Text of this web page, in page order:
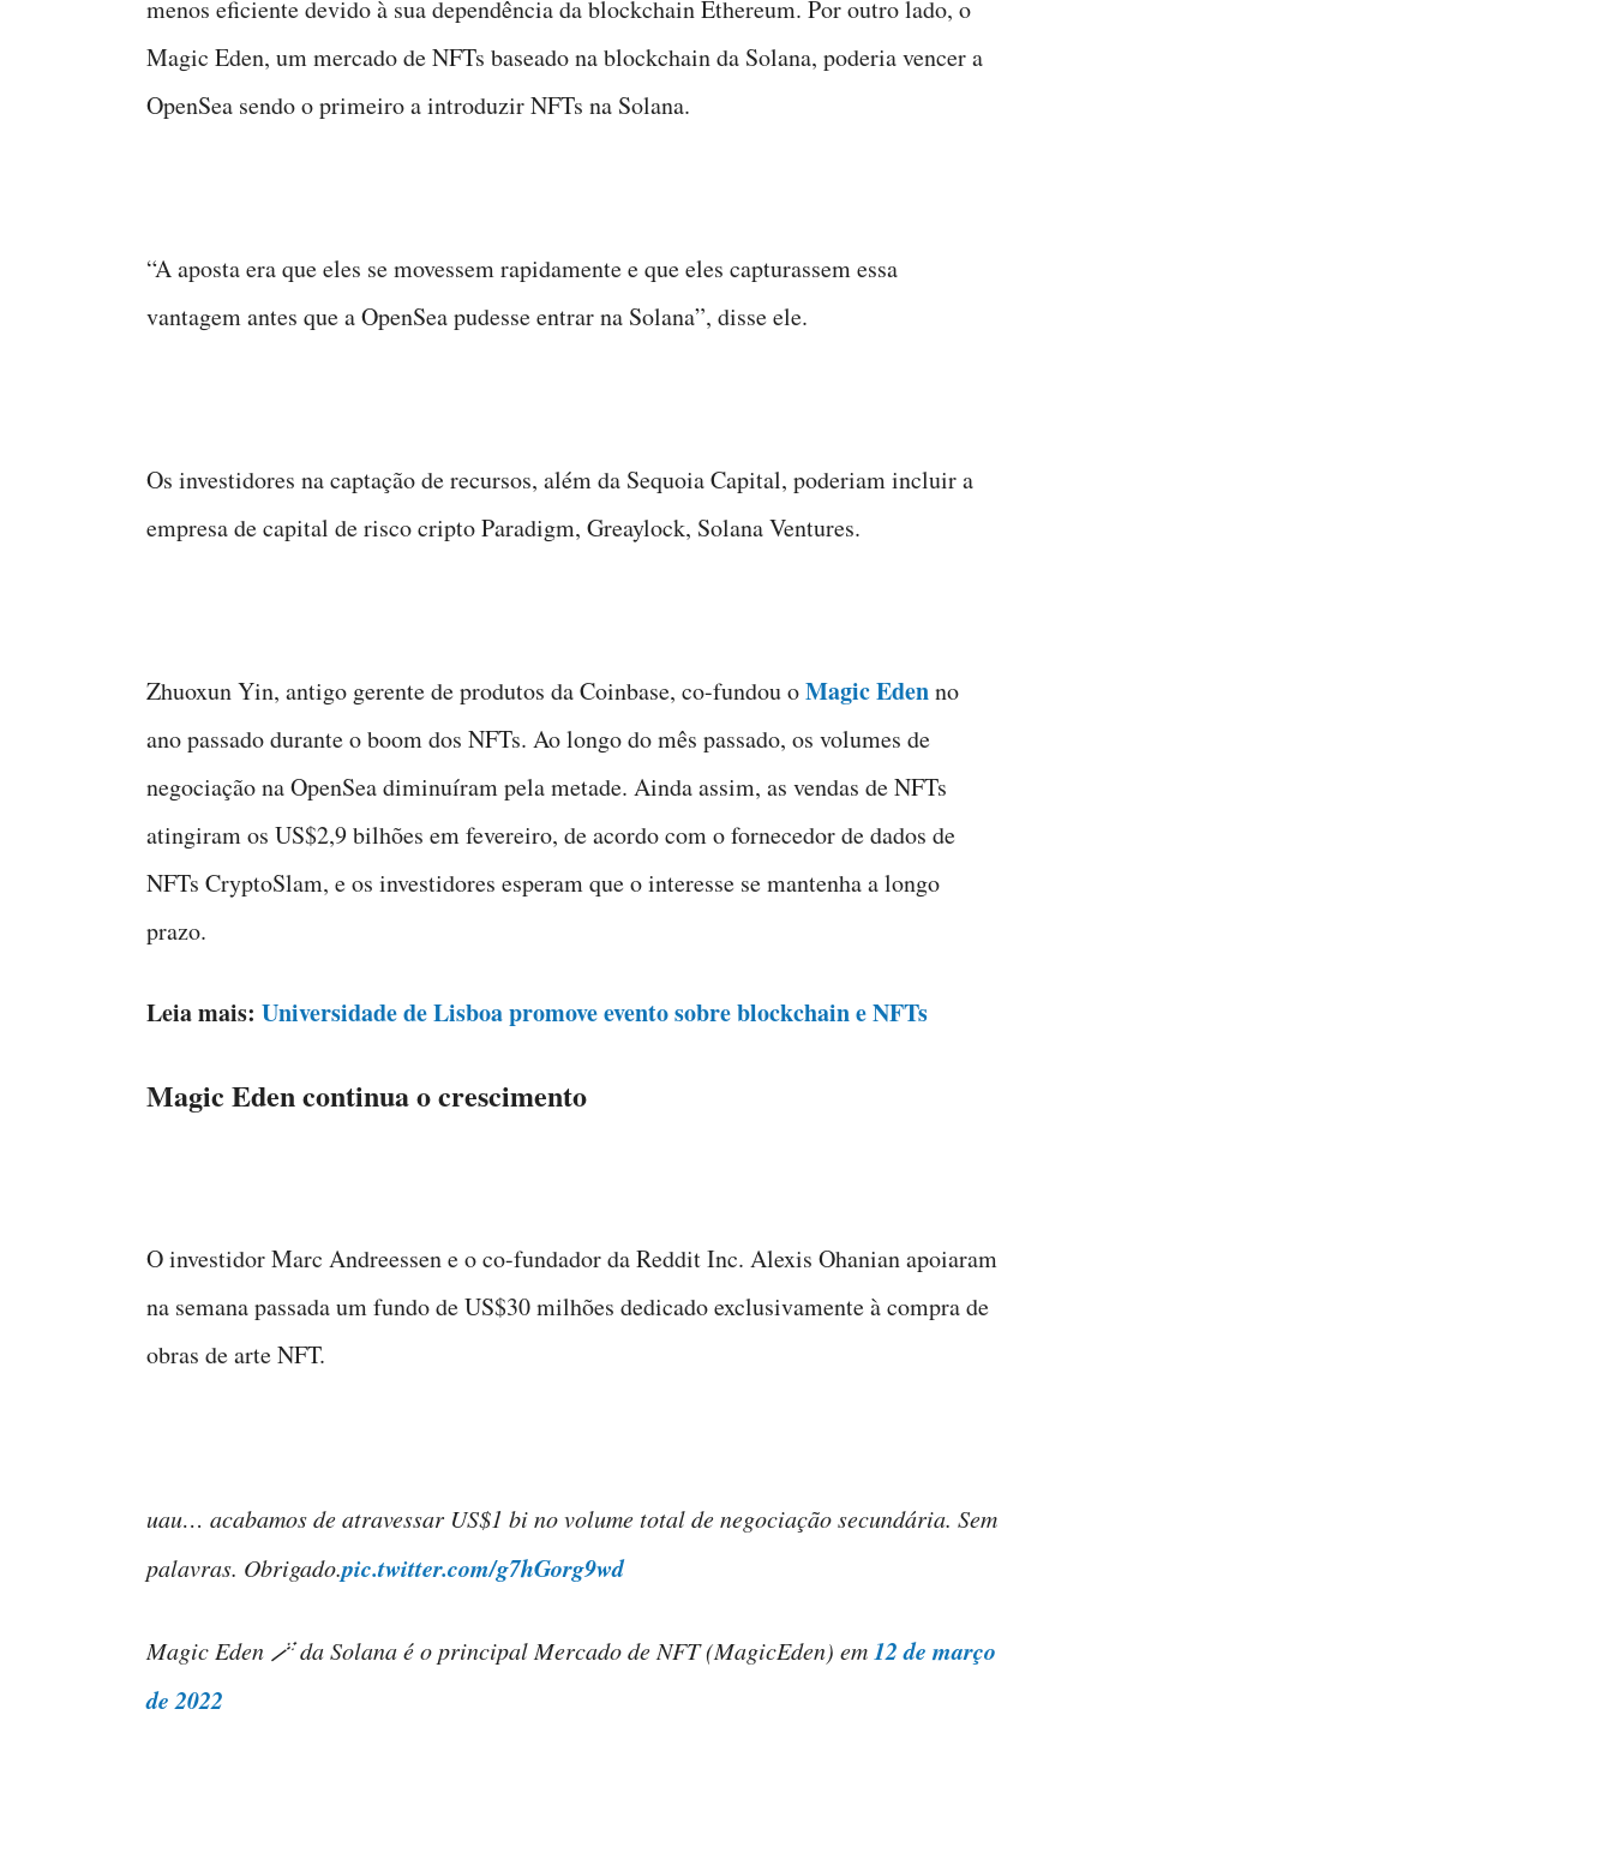
menos eficiente devido à sua dependência da blockchain Ethereum. Por outro lado, o
Magic Eden, um mercado de NFTs baseado na blockchain da Solana, poderia vencer a
OpenSea sendo o primeiro a introduzir NFTs na Solana.
“A aposta era que eles se movessem rapidamente e que eles capturassem essa
vantagem antes que a OpenSea pudesse entrar na Solana”, disse ele.
Os investidores na captação de recursos, além da Sequoia Capital, poderiam incluir a
empresa de capital de risco cripto Paradigm, Greaylock, Solana Ventures.
Zhuoxun Yin, antigo gerente de produtos da Coinbase, co-fundou oMagic Edenno
ano passado durante o boom dos NFTs. Ao longo do mês passado, os volumes de
negociação na OpenSea diminuíram pela metade. Ainda assim, as vendas de NFTs
atingiram os US$2,9 bilhões em fevereiro, de acordo com o fornecedor de dados de
NFTs CryptoSlam, e os investidores esperam que o interesse se mantenha a longo
prazo.
Leia mais: Universidade de Lisboa promove evento sobre blockchain e NFTs
Magic Eden continua o crescimento
O investidor Marc Andreessen e o co-fundador da Reddit Inc. Alexis Ohanian apoiaram
na semana passada um fundo de US$30 milhões dedicado exclusivamente à compra de
obras de arte NFT.
uau… acabamos de atravessar US$1 bi no volume total de negociação secundária. Sem
palavras. Obrigado.pic.twitter.com/g7hGorg9wd
Magic Eden 🪄 da Solana é o principal Mercado de NFT (MagicEden) em12 de março
de 2022